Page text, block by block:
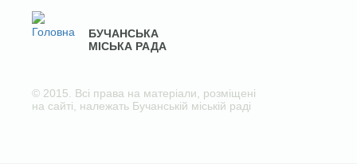
БУЧАНСЬКА
МІСЬКА РАДА
© 2015. Всі права на матеріали, розміщені
на сайті, належать Бучанській міській раді